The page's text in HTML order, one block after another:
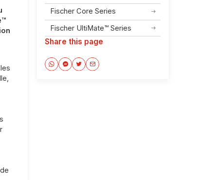
Fischer Core Series
Fischer UltiMate™ Series
Share this page